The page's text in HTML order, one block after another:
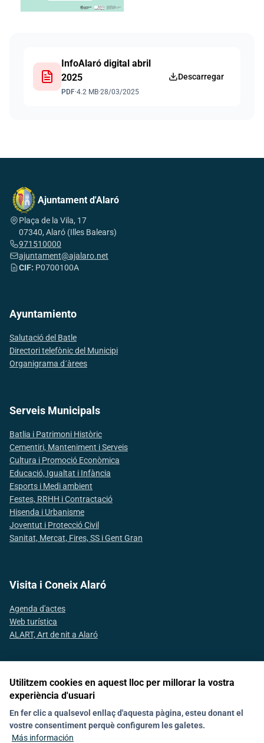
InfoAlaró digital abril
2025
PDF·4.2 MB·28/03/2025
Descarregar
Ajuntament d'Alaró
Plaça de la Vila, 17
07340, Alaró (Illes Balears)
971510000
ajuntament@ajalaro.net
CIF: P0700100A
Ayuntamiento
Salutació del Batle
Directori telefònic del Municipi
Organigrama d´àrees
Serveis Municipals
Batlia i Patrimoni Històric
Cementiri, Manteniment i Serveis
Cultura i Promoció Econòmica
Educació, Igualtat i Infància
Esports i Medi ambient
Festes, RRHH i Contractació
Hisenda i Urbanisme
Joventut i Protecció Civil
Sanitat, Mercat, Fires, SS i Gent Gran
Visita i Coneix Alaró
Agenda d'actes
Web turística
ALART, Art de nit a Alaró
Síguenos en las redes sociales
Política de galetes (Cookies)
Contacto
Utilitzem cookies en aquest lloc per millorar la vostra
experiència d'usuari
En fer clic a qualsevol enllaç d'aquesta pàgina, esteu donant el
vostre consentiment perquè configurem les galetes.
Más información